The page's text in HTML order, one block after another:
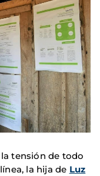
tensión de todo
la hija de Luz